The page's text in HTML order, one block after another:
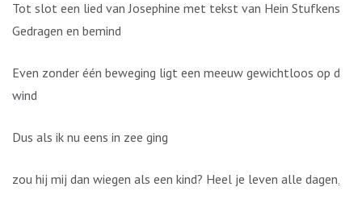
Tot slot een lied van Josephine met tekst van Hein Stufkens:
Gedragen en bemind
Even zonder één beweging ligt een meeuw gewichtloos op de
wind
Dus als ik nu eens in zee ging
zou hij mij dan wiegen als een kind? Heel je leven alle dagen,